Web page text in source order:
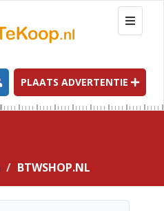
T
o
g
l
e
n
a
t
PLAATS ADVERTENTIE
BTWSHOP.NL